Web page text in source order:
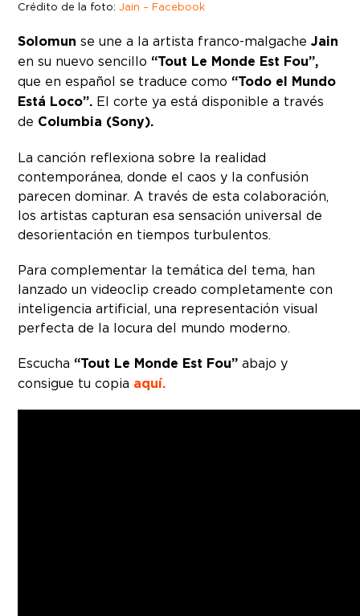
Crédito de la foto:Jain – Facebook
Solomun se une a la artista franco-malgacheJain
en su nuevo sencillo “Tout Le Monde Est Fou”,
que en español se traduce como “Todo el Mundo
Está Loco”. El corte ya está disponible a través
de Columbia (Sony).
La canción reflexiona sobre la realidad
contemporánea, donde el caos y la confusión
parecen dominar. A través de esta colaboración,
los artistas capturan esa sensación universal de
desorientación en tiempos turbulentos.
Para complementar la temática del tema, han
lanzado un videoclip creado completamente con
inteligencia artificial, una representación visual
perfecta de la locura del mundo moderno.
Escucha “Tout Le Monde Est Fou” abajo y
consigue tu copia aquí.